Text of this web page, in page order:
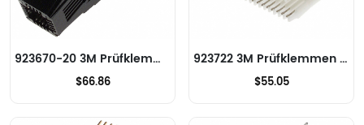
923670-20 3M Prüfklemmen - IC
$66.86
923722 3M Prüfklemmen - IC
$55.05